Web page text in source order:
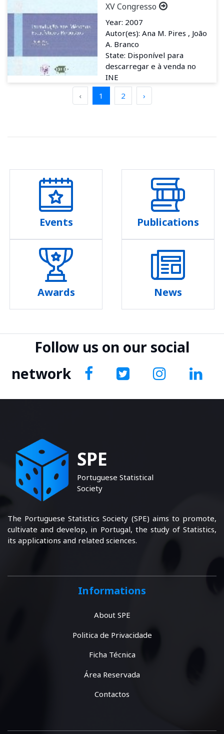
XV Congresso
Year: 2007
Autor(es): Ana M. Pires , João
A. Branco
State: Disponível para
descarregar e à venda no
INE
‹
1 2 ›
Events Publications
Awards News
Follow us on our social
network
SPE
Portuguese Statistical
Society
The Portuguese Statistics Society (SPE) aims to promote,
cultivate and develop, in Portugal, the study of Statistics,
its applications and related sciences.
Informations
About SPE
Politica de Privacidade
Ficha Técnica
Área Reservada
Contactos